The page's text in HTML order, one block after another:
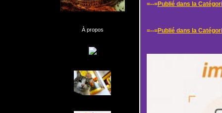
À propos
=--=Publié dans la
=--=Publié dans la